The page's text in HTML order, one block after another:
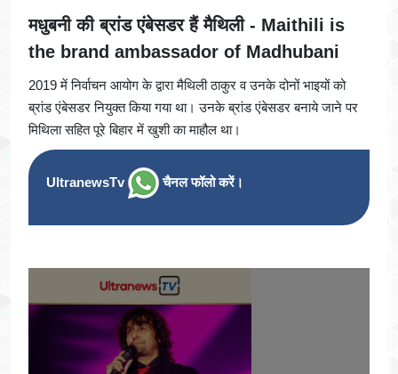
मधुबनी की ब्रांड एंबेसडर हैं मैथिली - Maithili is
the brand ambassador of Madhubani
2019 में निर्वाचन आयोग के द्वारा मैथिली ठाकुर व उनके दोनों भाइयों को
ब्रांड एंबेसडर नियुक्त किया गया था। उनके ब्रांड एंबेसडर बनाये जाने पर
मिथिला सहित पूरे बिहार में खुशी का माहौल था।
UltranewsTv चैनल फॉलो करें।